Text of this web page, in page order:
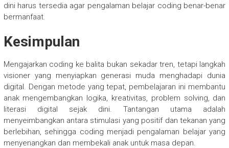
dini harus tersedia agar pengalaman belajar coding benar-benar
bermanfaat.
Kesimpulan
Mengajarkan coding ke balita bukan sekadar tren, tetapi langkah
visioner yang menyiapkan generasi muda menghadapi dunia
digital. Dengan metode yang tepat, pembelajaran ini membantu
anak mengembangkan logika, kreativitas, problem solving, dan
literasi digital sejak dini. Tantangan utama adalah
menyeimbangkan antara stimulasi yang positif dan tekanan yang
berlebihan, sehingga coding menjadi pengalaman belajar yang
menyenangkan dan membekali anak untuk masa depan.